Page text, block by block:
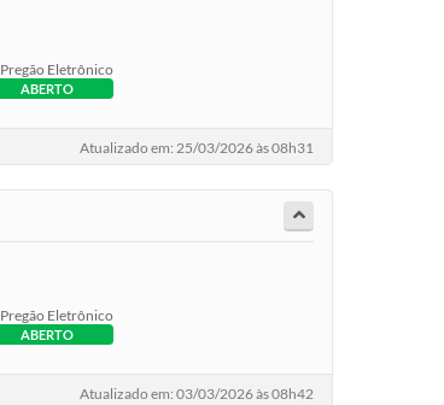
Pregão Eletrônico
ABERTO
Atualizado em: 25/03/2026 às 08h31
Pregão Eletrônico
ABERTO
Atualizado em: 03/03/2026 às 08h42